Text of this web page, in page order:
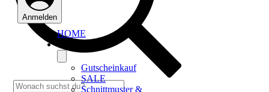
HOME
Gutscheinkauf
SALE
Schnittmuster &
Anmelden